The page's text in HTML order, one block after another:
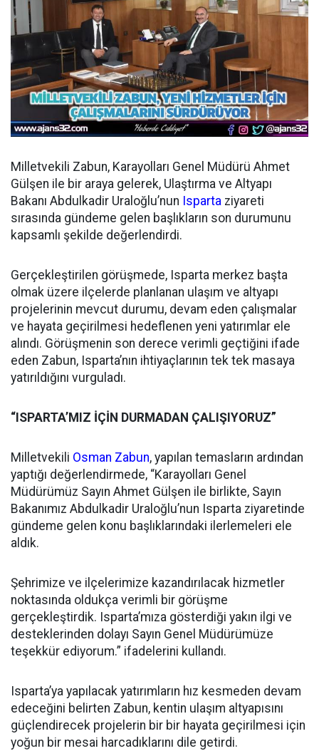
Milletvekili Zabun, Karayolları Genel Müdürü Ahmet
Gülşen ile bir araya gelerek, Ulaştırma ve Altyapı
Bakanı Abdulkadir Uraloğlu’nun Isparta ziyareti
sırasında gündeme gelen başlıkların son durumunu
kapsamlı şekilde değerlendirdi.
Gerçekleştirilen görüşmede, Isparta merkez başta
olmak üzere ilçelerde planlanan ulaşım ve altyapı
projelerinin mevcut durumu, devam eden çalışmalar
ve hayata geçirilmesi hedeflenen yeni yatırımlar ele
alındı. Görüşmenin son derece verimli geçtiğini ifade
eden Zabun, Isparta’nın ihtiyaçlarının tek tek masaya
yatırıldığını vurguladı.
“ISPARTA’MIZ İÇİN DURMADAN ÇALIŞIYORUZ”
Milletvekili Osman Zabun, yapılan temasların ardından
yaptığı değerlendirmede, “Karayolları Genel
Müdürümüz Sayın Ahmet Gülşen ile birlikte, Sayın
Bakanımız Abdulkadir Uraloğlu’nun Isparta ziyaretinde
gündeme gelen konu başlıklarındaki ilerlemeleri ele
aldık.
Şehrimize ve ilçelerimize kazandırılacak hizmetler
noktasında oldukça verimli bir görüşme
gerçekleştirdik. Isparta’mıza gösterdiği yakın ilgi ve
desteklerinden dolayı Sayın Genel Müdürümüze
teşekkür ediyorum.” ifadelerini kullandı.
Isparta’ya yapılacak yatırımların hız kesmeden devam
edeceğini belirten Zabun, kentin ulaşım altyapısını
güçlendirecek projelerin bir bir hayata geçirilmesi için
yoğun bir mesai harcadıklarını dile getirdi.